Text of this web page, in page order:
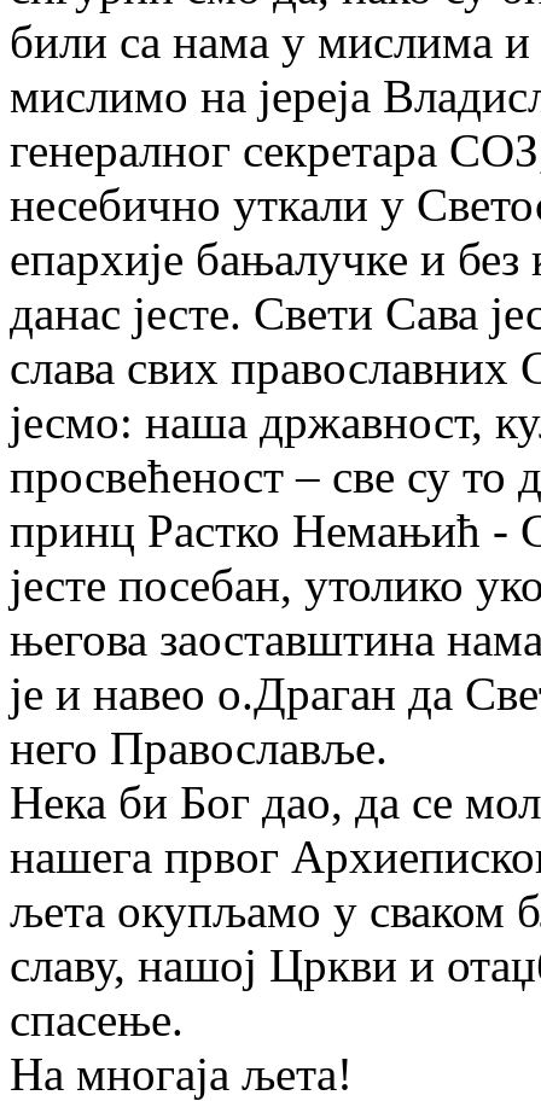
били са нама у мислима и
мислимо на јереја
генералног секретара
несебично уткали у
епархије бањалучке и
данас јесте. Свети Сава
слава свих
јесмо: наша државност,
просвећеност – све су то
принц Растко Немањић -
јесте посебан, утолико
његова заоставштина
је и навео о.Драган да
него Православље.
Нека би Бог дао, да се
нашега првог
љета окупљамо у сваком
славу, нашој Цркви и
спасење.
На многаја љета!